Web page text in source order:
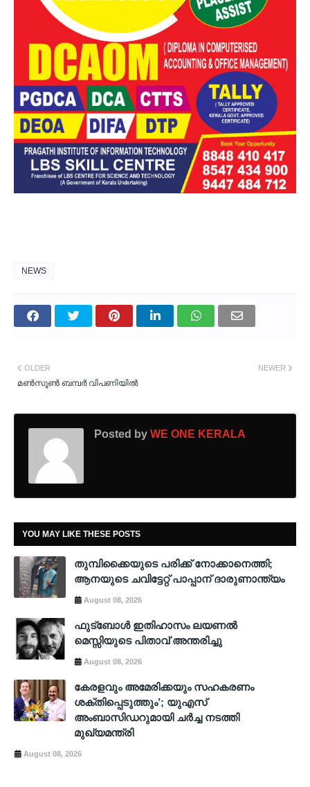
NEWS
NEWER
OLDER
മൺസൂൺ ബമ്പർ വിപണിയിൽ
Posted by WE ONE KERALA
YOU MAY LIKE THESE POSTS
തുമ്പിക്കൈയുടെ പരിക്ക് നോക്കാനെത്തി;
ആനയുടെ ചവിട്ടേറ്റ് പാപ്പാന് ദാരുണാന്ത്യം
August 08, 2026
ഫുട്ബോൾ ഇതിഹാസം ലയണൽ
മെസ്സിയുടെ പിതാവ് അന്തരിച്ചു
August 08, 2026
കേരളവും അമേരിക്കയും സഹകരണം
ശക്തിപ്പെടുത്തും’; യുഎസ്
അംബാസിഡറുമായി ചർച്ച നടത്തി
മുഖ്യമന്ത്രി
August 08, 2026